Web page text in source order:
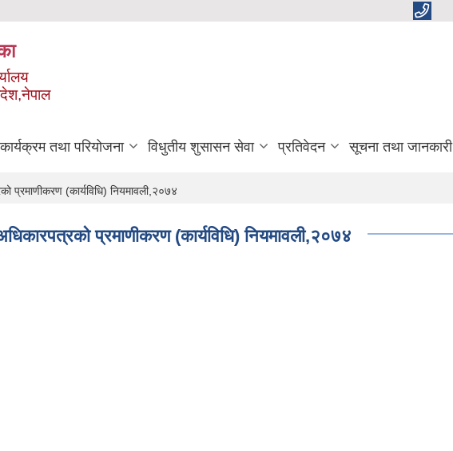
कार्यक्रम तथा परियोजना विधुतीय शुसासन सेवा प्रतिवेदन सूचना तथा जानकारी
प्रमाणीकरण (कार्यविधि) नियमावली,२०७४
प्रमाणीकरण (कार्यविधि) नियमावली,२०७४